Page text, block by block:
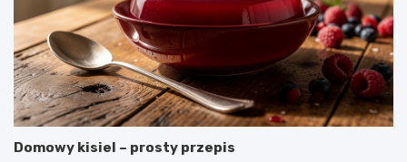
Domowy kisiel – prosty przepis